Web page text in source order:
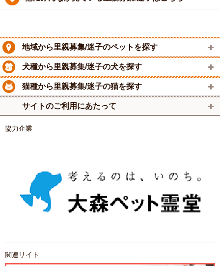
地域から里親募集/迷子のペットを探す
犬種から里親募集/迷子の犬を探す
猫種から里親募集/迷子の猫を探す
サイトのご利用にあたって
協力企業
関連サイト